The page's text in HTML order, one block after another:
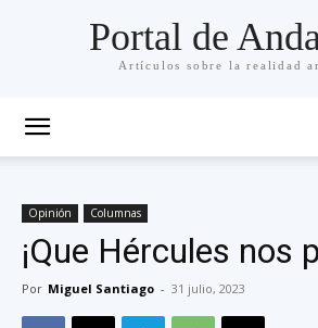
Portal de
Artículos sobre la realidad
Opinión Columnas
¡Que Hércules nos
Por Miguel Santiago - 31 julio, 2023